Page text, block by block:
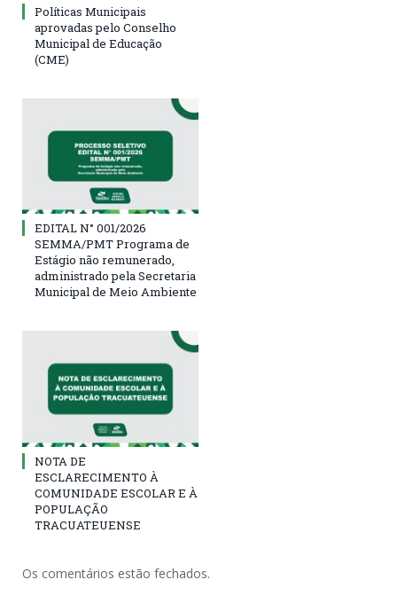
Políticas Municipais
aprovadas pelo Conselho
Municipal de Educação
(CME)
EDITAL N° 001/2026
SEMMA/PMT Programa de
Estágio não remunerado,
administrado pela Secretaria
Municipal de Meio Ambiente
NOTA DE
ESCLARECIMENTO À
COMUNIDADE ESCOLAR E À
POPULAÇÃO
TRACUATEUENSE
Os comentários estão fechados.